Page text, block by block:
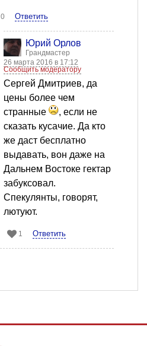
0 Ответить
Юрий Орлов
Грандмастер
26 марта 2016 в 17:12
Сообщить модератору
Сергей Дмитриев, да
цены более чем
странные
, если не
сказать кусачие. Да кто
же даст бесплатно
выдавать, вон даже на
Дальнем Востоке гектар
забуксовал.
Спекулянты, говорят,
лютуют.
1 Ответить